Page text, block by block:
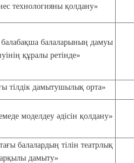
технологияны қолдану»
балаларының дамуы
құралы ретінде»
тілдік дамытушылық орта»
моделдеу әдісін қолдану»
балалардың тілін театрлық
дамыту»